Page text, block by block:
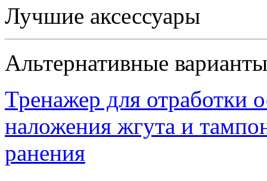
Лучшие аксессуары
Альтернативные варианты
Тренажер для отработки
наложения жгута и
ранения